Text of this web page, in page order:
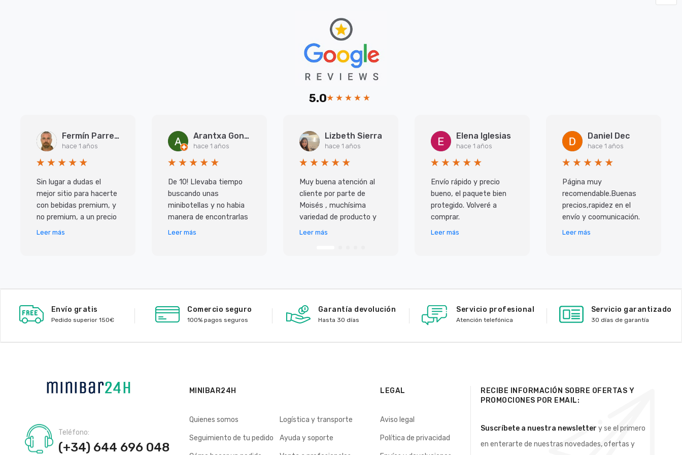
5.0
Fermín Parreño Torres
hace 1 años
Sin lugar a dudas el
mejor sitio para hacerte
con bebidas premium, y
no premium, a un precio
inmejorable. Pero lo que
Leer más
Arantxa Gonzalez Martinez
hace 1 años
De 10! Llevaba tiempo
buscando unas
minibotellas y no habia
manera de encontrarlas
y las que habian super
Leer más
Lizbeth Sierra
hace 1 años
Muy buena atención al
cliente por parte de
Moisés , muchísima
variedad de producto y
lo mejor es que todo
Leer más
Elena Iglesias
hace 1 años
Envío rápido y precio
bueno, el paquete bien
protegido. Volveré a
comprar.
Leer más
Daniel Dec
hace 1 años
Página muy
recomendable.Buenas
precios,rapidez en el
envío y coomunicación.
Leer más
Envío gratis
Pedido superior 150€
Comercio seguro
100% pagos seguros
Garantía devolución
Hasta 30 días
Servicio profesional
Atención telefónica
Servicio garantizado
30 días de garantía
Teléfono:
(+34) 644 696 048
MINIBAR24H
Quienes somos Logística y transporte
Seguimiento de tu pedido Ayuda y soporte
LEGAL
Aviso legal
Política de privacidad
RECIBE INFORMACIÓN SOBRE OFERTAS Y
PROMOCIONES POR EMAIL:
Suscríbete a nuestra newsletter y se el primero
en enterarte de nuestras novedades, ofertas y